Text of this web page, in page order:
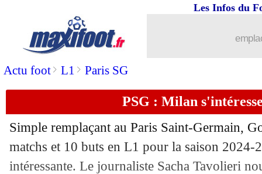
Actu foot> L1 > Paris SG
Les Infos du
PSG : Milan
Simple remplaçant au Paris Saint-Germain,
matchs et 10 buts en L1 pour la saison 2024-
intéressante. Le journaliste Sacha Tavolieri
Valladolid
19/07 Étoile Rouge
19/07 Man Utd: le Barça avance pour
19/07 : Bengui vers un prêt au RWDM
19/07 Inter: Fenerbahçe veut aussi